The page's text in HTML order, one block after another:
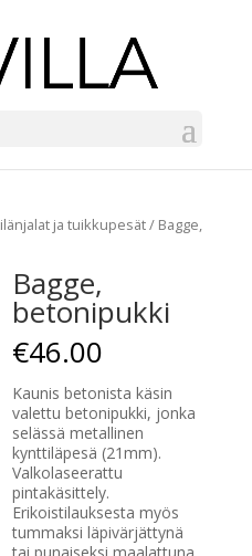
ja tuikkupesät/ Bagge,
Bagge,
betonipukki
€46.00
Kaunis betonista käsin
valettu betonipukki, jonka
selässä metallinen
kynttiläpesä (21mm).
Valkolaseerattu
pintakäsittely.
Erikoistilauksesta myös
tummaksi läpivärjättynä